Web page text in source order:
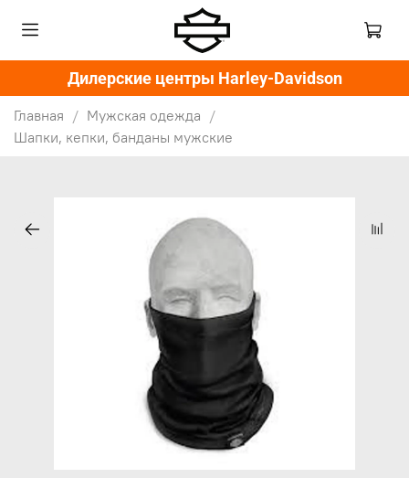
Дилерские центры Harley-Davidson
Главная
Мужская одежда
Шапки, кепки, банданы мужские